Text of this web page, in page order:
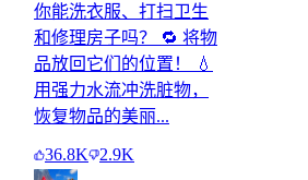
你能洗衣服、打扫卫生
和修理房子吗？ 🔁 将物
品放回它们的位置！ 💧
用强力水流冲洗脏物，
恢复物品的美丽...
36.8K 2.9K